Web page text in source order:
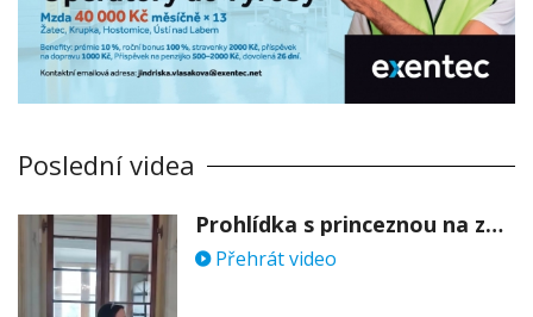
Poslední videa
Prohlídka s princeznou na zámku Stekník
Přehrát video